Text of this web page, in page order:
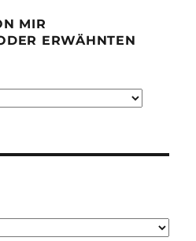
MIR
ERWÄHNTEN